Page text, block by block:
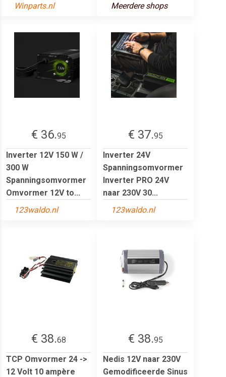
Winparts.nl Meerdere shops
€ 36.95
Inverter 12V 150 W /
300 W
Spanningsomvormer
Omvormer 12V to...
123waldo.nl
€ 37.95
Inverter 24V
Spanningsomvormer
Inverter PRO 24V
naar 230V 30...
123waldo.nl
€ 38.68
TCP Omvormer 24 ->
12 Volt 10 ampère
€ 38.95
Nedis 12V naar 230V
Gemodificeerde Sinus